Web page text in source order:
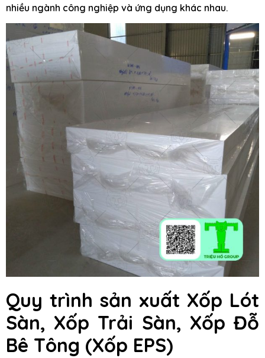
nhiều ngành công nghiệp và ứng dụng khác nhau.
Quy trình sản xuất Xốp Lót
Sàn, Xốp Trải Sàn, Xốp Đỗ
Bê Tông (Xốp EPS)